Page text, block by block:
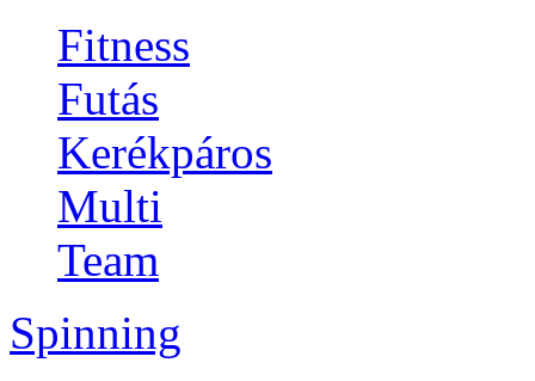
Fitness
Futás
Kerékpáros
Multi
Team
Spinning